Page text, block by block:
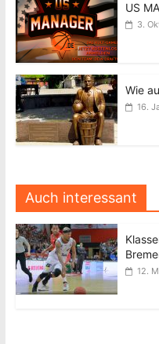
US
3.
Wie
16.
Auch interessant
12.